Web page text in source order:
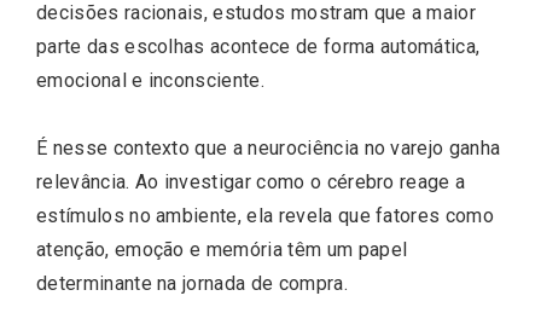
decisões racionais, estudos mostram que a maior
parte das escolhas acontece de forma automática,
emocional e inconsciente.
É nesse contexto que a neurociência no varejo ganha
relevância. Ao investigar como o cérebro reage a
estímulos no ambiente, ela revela que fatores como
atenção, emoção e memória têm um papel
determinante na jornada de compra.